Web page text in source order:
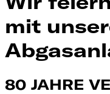
mit
80 JAHRE